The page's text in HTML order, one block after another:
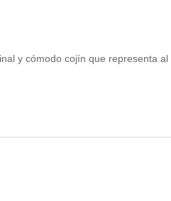
y cómodo cojín que representa al